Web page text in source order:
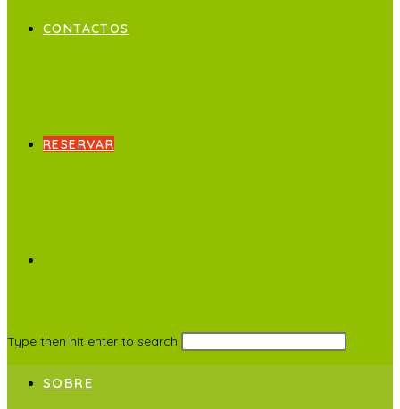
CONTACTOS
RESERVAR
Type then hit enter to search
SOBRE